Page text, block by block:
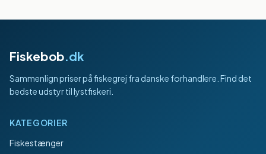
Fiskebob.dk
Sammenlign priser på fiskegrej fra danske forhandlere. Find det
bedste udstyr til lystfiskeri.
KATEGORIER
Fiskestænger